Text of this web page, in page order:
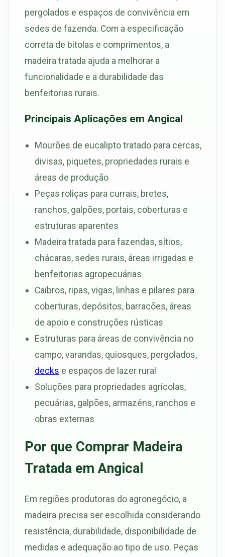
pergolados e espaços de convivência em
sedes de fazenda. Com a especificação
correta de bitolas e comprimentos, a
madeira tratada ajuda a melhorar a
funcionalidade e a durabilidade das
benfeitorias rurais.
Principais Aplicações em Angical
Mourões de eucalipto tratado para cercas,
divisas, piquetes, propriedades rurais e
áreas de produção
Peças roliças para currais, bretes,
ranchos, galpões, portais, coberturas e
estruturas aparentes
Madeira tratada para fazendas, sítios,
chácaras, sedes rurais, áreas irrigadas e
benfeitorias agropecuárias
Caibros, ripas, vigas, linhas e pilares para
coberturas, depósitos, barracões, áreas
de apoio e construções rústicas
Estruturas para áreas de convivência no
campo, varandas, quiosques, pergolados,
decks e espaços de lazer rural
Soluções para propriedades agrícolas,
pecuárias, galpões, armazéns, ranchos e
obras externas
Por que Comprar Madeira
Tratada em Angical
Em regiões produtoras do agronegócio, a
madeira precisa ser escolhida considerando
resistência, durabilidade, disponibilidade de
medidas e adequação ao tipo de uso. Peças